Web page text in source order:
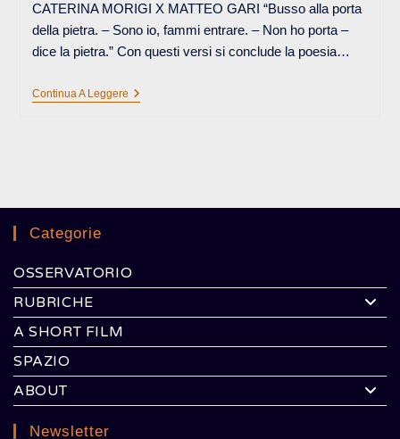
CATERINA MORIGI X MATTEO GARI “Busso alla porta
della pietra. – Sono io, fammi entrare. – Non ho porta –
dice la pietra.” Con questi versi si conclude la poesia…
Continua A LeggereCONVERSAZIONE
Categorie
OSSERVATORIO
RUBRICHE
A SHORT FILM
SPAZIO
ABOUT
Newsletter